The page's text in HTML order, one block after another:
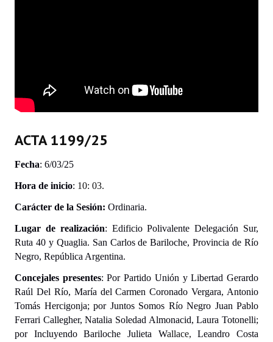
Noticias Destacadas
Registros y Distinciones
Datos Históricos
Premio al Mérito - Registro
Audiencias Públicas - Registro
Mujeres que Dejaron Huellas - Registro
Periodistas Decanos - Registro
Ciudadano Ilustre - Registro
Banca del Vecino - Registro
Huéspedes de Honor - Registro
Antiguos Pobladores - Registro
ACTA 1199/25
Fecha: 6/03/25
Hora de inicio: 10: 03.
Carácter de la Sesión: Ordinaria.
Lugar de realización: Edificio Polivalente Delegación Sur,
Ruta 40 y Quaglia. San Carlos de Bariloche, Provincia de Río
Negro, República Argentina.
Concejales presentes: Por Partido Unión y Libertad Gerardo
Raúl Del Río, María del Carmen Coronado Vergara, Antonio
Tomás Hercigonja; por Juntos Somos Río Negro Juan Pablo
Ferrari Callegher, Natalia Soledad Almonacid, Laura Totonelli;
por Incluyendo Bariloche Julieta Wallace, Leandro Costa